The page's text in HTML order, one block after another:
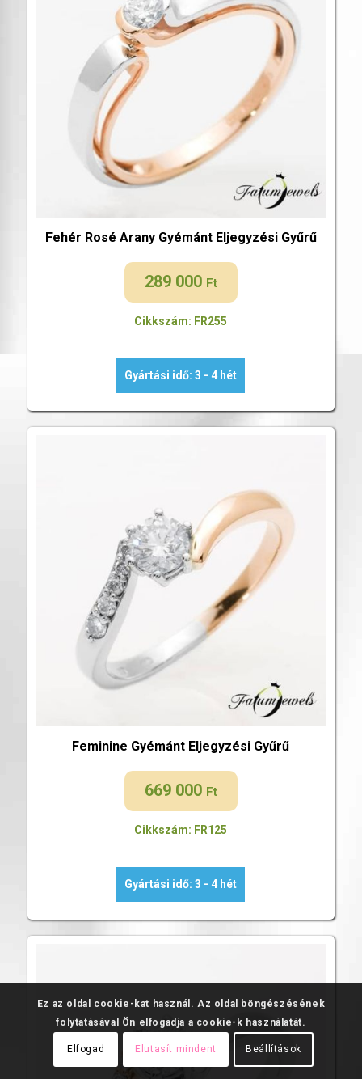
Fehér Rosé Arany Gyémánt Eljegyzési Gyűrű
289 000 Ft
Cikkszám: FR255
Gyártási idő: 3 - 4 hét
Feminine Gyémánt Eljegyzési Gyűrű
669 000 Ft
Cikkszám: FR125
Gyártási idő: 3 - 4 hét
Ez az oldal cookie-kat használ. Az oldal böngészésének
folytatásával Ön elfogadja a cookie-k használatát.
Elfogad Elutasít mindent Beállítások